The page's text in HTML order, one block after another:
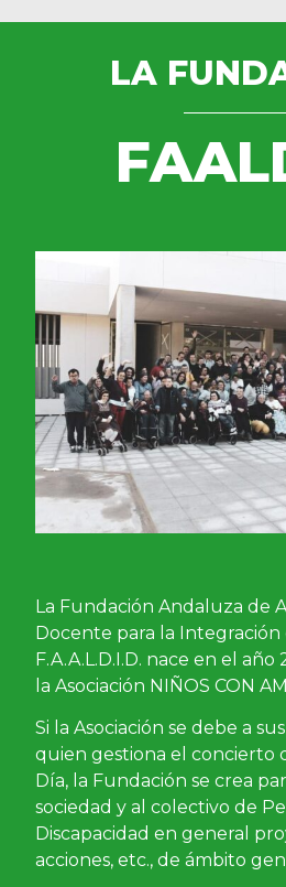
LA
La Fundación Andaluza de
Docente para la Integración
F.A.A.L.D.I.D. nace en el año
la Asociación NIÑOS CON
Si la Asociación se debe a
quien gestiona el concierto
Día, la Fundación se crea
sociedad y al colectivo de
Discapacidad en general
acciones, etc., de ámbito